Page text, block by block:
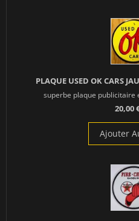
PLAQUE USED OK CARS
superbe plaque publicitaire
20,00
Ajouter